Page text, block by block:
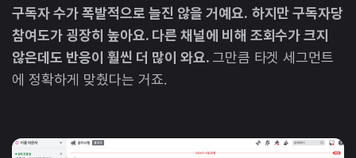
구독자 수가 폭발적으로 늘진 않을 거예요. 하지만 구독자당
참여도가 굉장히 높아요. 다른 채널에 비해 조회수가 크지
않은데도 반응이 훨씬 더 많이 와요.그만큼 타겟 세그먼트
에 정확하게 맞췄다는 거죠.